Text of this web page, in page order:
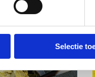
Selectie
van